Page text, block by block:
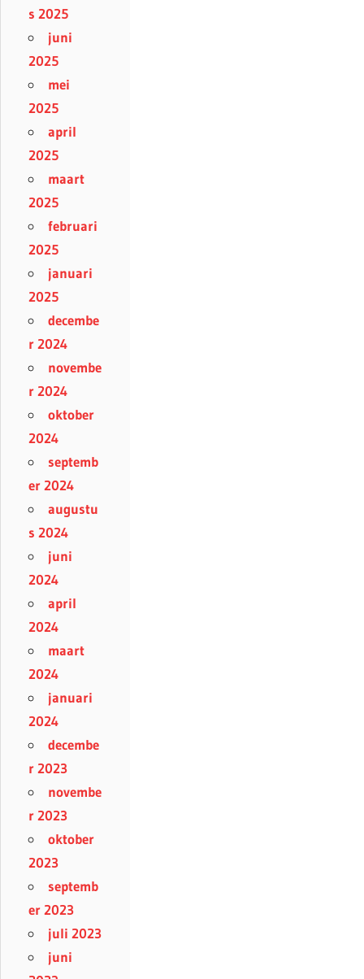
s 2025
juni
2025
mei
2025
april
2025
maart
2025
februari
2025
januari
2025
decembe
r 2024
novembe
r 2024
oktober
2024
septemb
er 2024
augustu
s 2024
juni
2024
april
2024
maart
2024
januari
2024
decembe
r 2023
novembe
r 2023
oktober
2023
septemb
er 2023
juli 2023
juni